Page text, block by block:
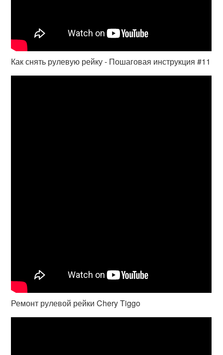
Как снять рулевую рейку - Пошаговая инструкция #11
Ремонт рулевой рейки Chery Tiggo